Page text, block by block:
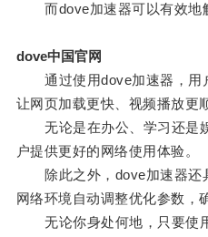
而dove加速器可以有效地
dove中国官网
通过使用dove加速器，用
让网页加载更快、视频播放更
无论是在办公、学习还是
户提供更好的网络使用体验。
除此之外，dove加速器还
网络环境自动调整优化参数，
无论你身处何地，只要使